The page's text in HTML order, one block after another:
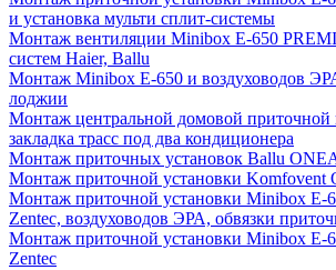
и установка мульти сплит-системы
Монтаж вентиляции Minibox E-650
систем Haier, Ballu
Монтаж Minibox E-650 и воздуховодов
лоджии
Монтаж центральной домовой приточной
закладка трасс под два кондиционера
Монтаж приточных установок Ballu
Монтаж приточной установки Komfovent
Монтаж приточной установки Minibox E-
Zentec, воздуховодов ЭРА, обвязки
Монтаж приточной установки Minibox E-
Zentec